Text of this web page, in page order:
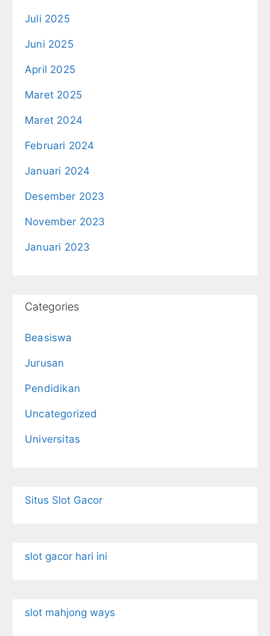
Juli 2025
Juni 2025
April 2025
Maret 2025
Maret 2024
Februari 2024
Januari 2024
Desember 2023
November 2023
Januari 2023
Categories
Beasiswa
Jurusan
Pendidikan
Uncategorized
Universitas
Situs Slot Gacor
slot gacor hari ini
slot mahjong ways